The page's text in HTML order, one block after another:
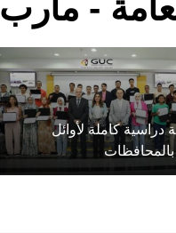
- مأرب
دراسية كاملة لأوائل
بالمحافظات